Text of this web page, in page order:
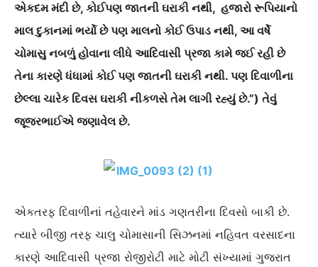
એકદમ મંદી છે, કોઈપણ જાતની ઘરાકી નથી, હજારો રૂપિયાનો
માલ દુકાનમાં ભર્યો છે પણ માલનો કોઈ ઉપાડ નથી, આ વર્ષે
ચોમાસુ નબળું હોવાના લીધે આદિવાસી પ્રજા કામે જઈ રહી છે
તેના કારણે ધંધામાં કોઈ પણ જાતની ઘરાકી નથી. પણ દિવાળીના
છેલ્લા ચારેક દિવસ ઘરાકી નીકળસે તેમ લાગી રહ્યું છે.”) તેવું
જૂજરભાઈએ જણાવેલ છે.
એકતરફ દિવાળીનાં તહેવારને માંડ ગણતરીના દિવસો બાકી છે.
ત્યારે બીજી તરફ ચાલુ ચોમાસાની સિઝનમાં નહિવત વરસાદના
કારણે આદિવાસી પ્રજા રોજીરોટી માટે મોટી સંખ્યામાં ગુજરાત